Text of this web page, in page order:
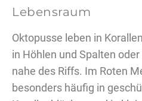
Lebensraum
Oktopusse leben in
in Höhlen und Spalten
nahe des Riffs. Im Roten
besonders häufig in